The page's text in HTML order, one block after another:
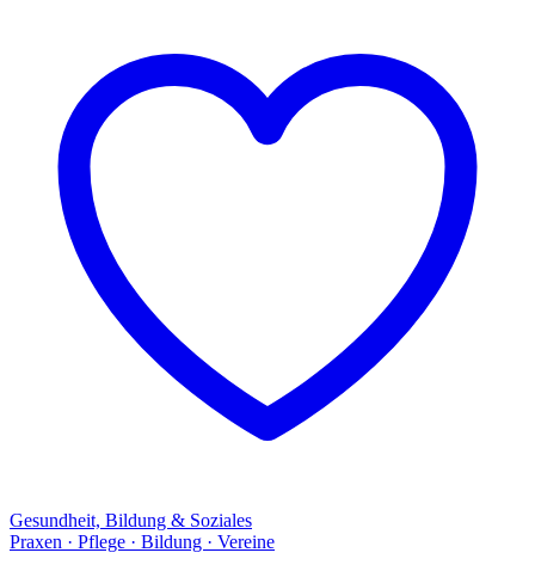
Gesundheit, Bildung & Soziales
Praxen · Pflege · Bildung · Vereine